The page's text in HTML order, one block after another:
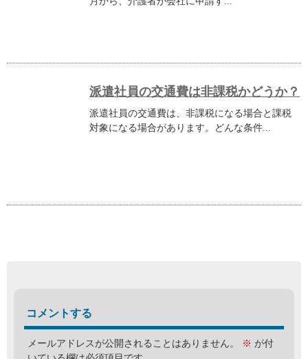
派遣社員の交通費は非課税かどうか？
派遣社員の交通費は、非課税になる場合と課税
対象になる場合があります。どんな条件...
コメントする
メールアドレスが公開されることはありません。 ※ が付